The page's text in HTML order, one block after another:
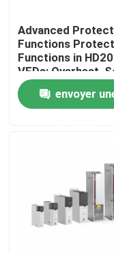
Contrôle de la
Nous contacter
Nouvelles
commande
Advanced
Functions
Functions in
VFDs: Overheat,
Start, and IGBT
envoyer